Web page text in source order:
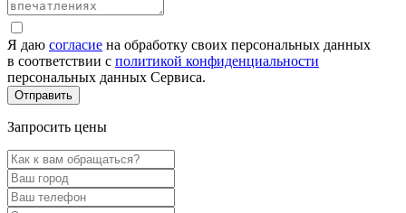
Я даю согласие на обработку своих персональных данных
в соответствии с политикой конфиденциальности
персональных данных Сервиса.
Запросить цены